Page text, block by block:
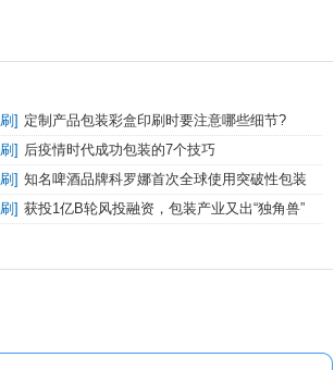
] 定制产品包装彩盒印刷时要注意哪些细节?
] 后疫情时代成功包装的7个技巧
] 知名啤酒品牌科罗娜首次全球使用突破性包装
] 获投1亿B轮风投融资，包装产业又出“独角兽”